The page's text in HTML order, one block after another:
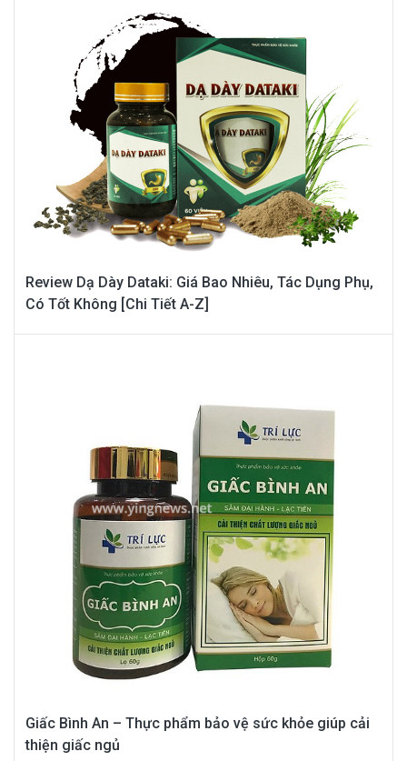
Review Dạ Dày Dataki: Giá Bao Nhiêu, Tác Dụng Phụ,
Có Tốt Không [Chi Tiết A-Z]
Giấc Bình An – Thực phẩm bảo vệ sức khỏe giúp cải
thiện giấc ngủ